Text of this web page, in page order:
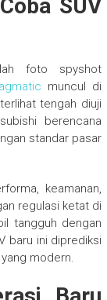
SUV
foto spyshot
muncul di
tengah diuji
berencana
standar pasar
keamanan,
regulasi ketat di
tangguh dengan
baru ini diprediksi
modern.